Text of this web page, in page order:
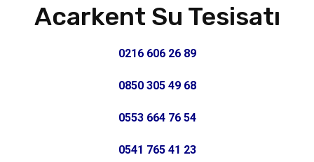
Acarkent Su Tesisatı
0216 606 26 89
0850 305 49 68
0553 664 76 54
0541 765 41 23